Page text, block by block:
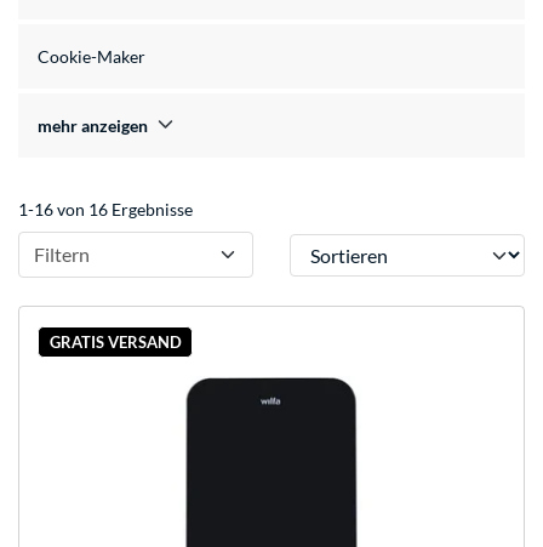
Cookie-Maker
mehr anzeigen
1-16 von 16 Ergebnisse
Filtern Sortieren
GRATIS VERSAND